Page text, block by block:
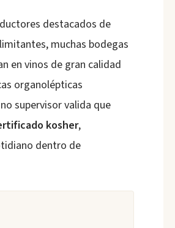
destacados de
muchas bodegas
en vinos de gran calidad
organolépticas
supervisor valida que
kosher,
dentro de